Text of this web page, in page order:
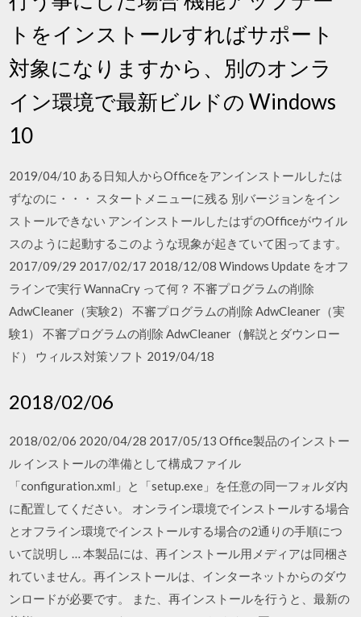
トをインストールすればサポート
対象になりますから、別のオンラ
イン環境で最新ビルドの Windows
10
2019/04/10 ある日知人からOfficeをアンインストールしたは
ずなのに・・・ スタートメニューに残る 別バージョンをイン
ストールできない アンインストールしたはずのOfficeがウイル
スのように起動するこのような現象が起きていて困ってます。
2017/09/29 2017/02/17 2018/12/08 Windows Update をオフ
ラインで実行 WannaCry って何？ 不審プログラムの削除
AdwCleaner（実験2） 不審プログラムの削除 AdwCleaner（実
験1） 不審プログラムの削除 AdwCleaner（解説とダウンロー
ド） ウィルス対策ソフト 2019/04/18
2018/02/06
2018/02/06 2020/04/28 2017/05/13 Office製品のインストー
ル インストールの準備として構成ファイル
「configuration.xml」と「setup.exe」を任意の同一フォルダ内
に配置してください。 オンライン環境でインストールする場合
とオフライン環境でインストールする場合の2通りの手順につ
いて説明し … 本製品には、再インストール用メディアは同梱さ
れていません。再インストールは、インターネットからのダウ
ンロードが必要です。 また、再インストールを行うと、最新の